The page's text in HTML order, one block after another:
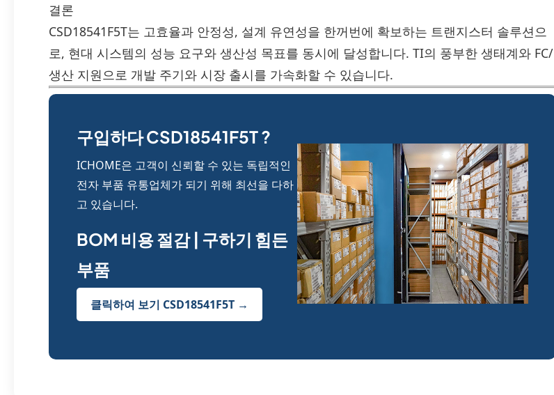
결론
CSD18541F5T는 고효율과 안정성, 설계 유연성을 한꺼번에 확보하는 트랜지스터 솔루션으
로, 현대 시스템의 성능 요구와 생산성 목표를 동시에 달성합니다. TI의 풍부한 생태계와 FC/
생산 지원으로 개발 주기와 시장 출시를 가속화할 수 있습니다.
구입하다 CSD18541F5T ?
ICHOME은 고객이 신뢰할 수 있는 독립적인
전자 부품 유통업체가 되기 위해 최선을 다하
고 있습니다.
BOM 비용 절감 | 구하기 힘든
부품
클릭하여 보기 CSD18541F5T →